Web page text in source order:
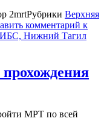
2mrtРубрики Верхняя
комментарий к
Нижний Тагил
МРТ по всей